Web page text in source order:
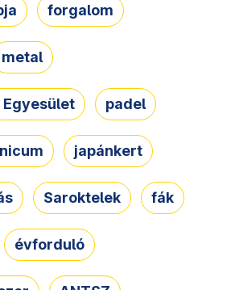
forgalom
metal
Egyesület padel
japánkert
Saroktelek fák
évforduló